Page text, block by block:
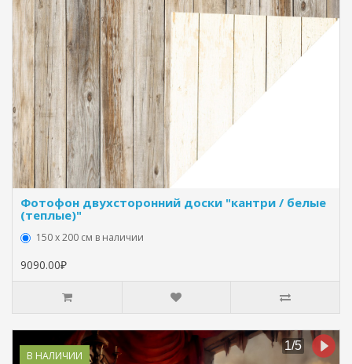
Фотофон двухсторонний доски "кантри / белые
(теплые)"
150 х 200 см в наличии
9090.00₽
В НАЛИЧИИ